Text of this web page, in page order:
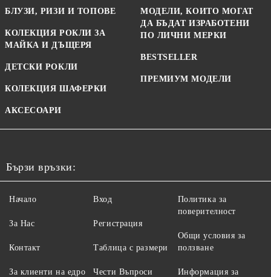
БЛУЗИ, РИЗИ И ТОПОВЕ
КОЛЕКЦИЯ РОКЛИ ЗА
МАЙКА И ДЪЩЕРЯ
ДЕТСКИ РОКЛИ
КОЛЕКЦИЯ ШАФЕРКИ
АКСЕСОАРИ
МОДЕЛИ, КОИТО МОГАТ
ДА БЪДАТ ИЗРАБОТЕНИ
ПО ЛИЧНИ МЕРКИ
BESTSELLER
ПРЕМИУМ МОДЕЛИ
Бързи връзки:
Начало
За Нас
Контакт
За клиенти на едро
Вход
Регистрация
Таблица с размери
Чести Въпроси
Политика за
поверителност
Общи условия за
ползване
Информация за